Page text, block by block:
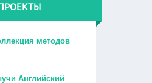
методов
Английский